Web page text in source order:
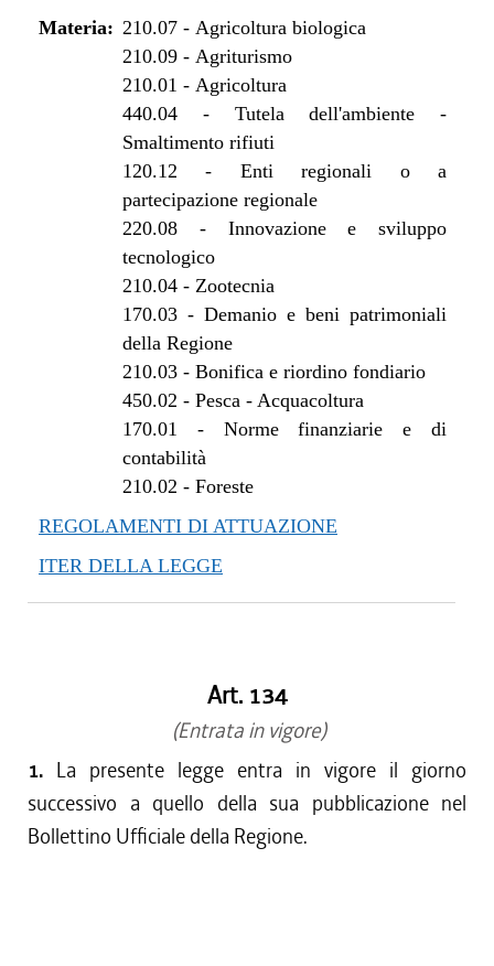
Materia: 210.07- Agricoltura biologica
210.09- Agriturismo
210.01 - Agricoltura
440.04- Tutela dell'ambiente -
Smaltimento rifiuti
120.12 - Enti regionali o a
partecipazione regionale
220.08- Innovazione e sviluppo
tecnologico
210.04- Zootecnia
170.03- Demanio e beni patrimoniali
della Regione
210.03- Bonifica e riordino fondiario
450.02 - Pesca - Acquacoltura
170.01 - Norme finanziarie e di
contabilità
210.02 - Foreste
REGOLAMENTI DI ATTUAZIONE
ITER DELLA LEGGE
Art. 134
(Entrata in vigore)
1. La presente legge entra in vigore il giorno
successivo a quello della sua pubblicazione nel
Bollettino Ufficiale della Regione.